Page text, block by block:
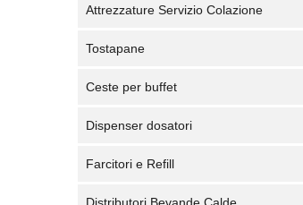
Attrezzature Servizio Colazione
Tostapane
Ceste per buffet
Dispenser dosatori
Farcitori e Refill